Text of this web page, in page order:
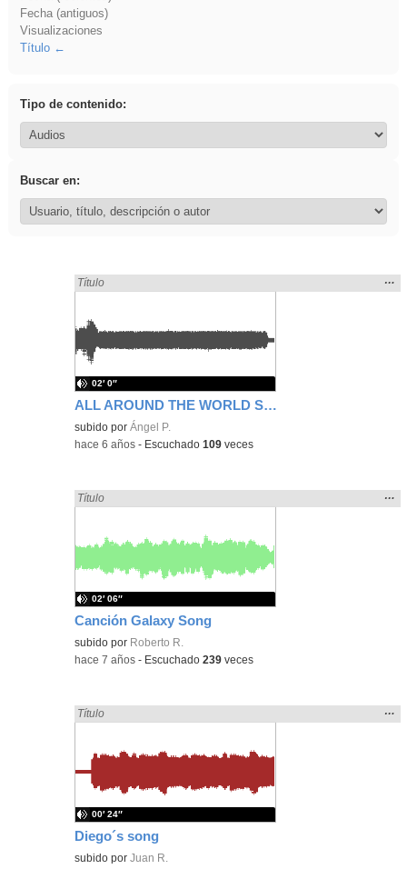
Fecha (antiguos)
Visualizaciones
Título
Tipo de contenido:
Buscar en:
ALL AROUND THE WORLD SONG
Encontrado «song» en:
Título
la
…
subido porÁngel P.
02′ 0″
-hace 6 años - Escuchado109 veces
Canción Galaxy Song
Encontrado «song» en:
Título
la
…
subido por Roberto R.
02′ 06″
-hace 7 años - Escuchado239 veces
Diego´s song
Encontrado «song» en:
Título
la
…
subido porJuan R.
00′ 24″